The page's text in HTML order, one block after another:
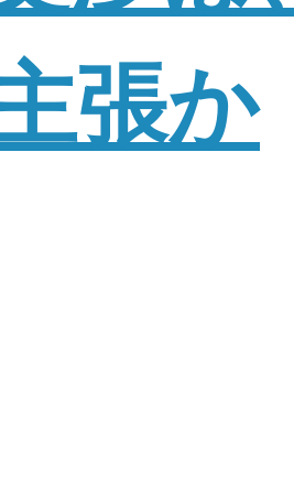
張か